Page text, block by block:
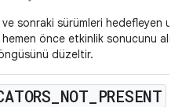
sonraki sürümleri hedefleyen
önce etkinlik sonucunu
düzeltir.
NOT PRESENT